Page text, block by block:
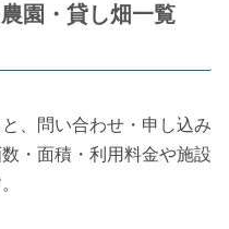
園・貸し畑一覧
、問い合わせ・申し込み
・面積・利用料金や施設